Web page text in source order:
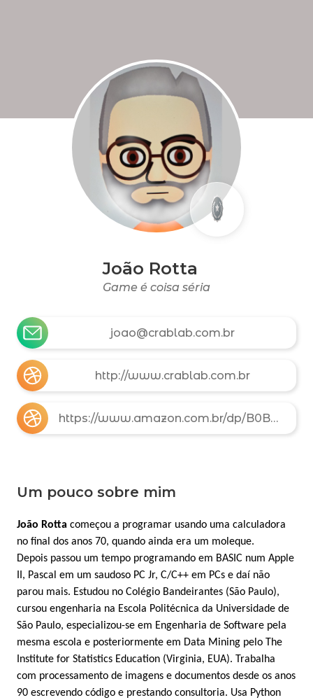
João Rotta
Game é coisa séria
joao@crablab.com.br
http://www.crablab.com.br
https://www.amazon.com.br/dp/B0BWGHGF5V
Um pouco sobre mim
João Rotta começou a programar usando uma calculadora
no final dos anos 70, quando ainda era um moleque.
Depois passou um tempo programando em BASIC num Apple
II, Pascal em um saudoso PC Jr, C/C++ em PCs e daí não
parou mais. Estudou no Colégio Bandeirantes (São Paulo),
cursou engenharia na Escola Politécnica da Universidade de
São Paulo, especializou-se em Engenharia de Software pela
mesma escola e posteriormente em Data Mining pelo The
Institute for Statistics Education (Virginia, EUA). Trabalha
com processamento de imagens e documentos desde os anos
90 escrevendo código e prestando consultoria. Usa Python